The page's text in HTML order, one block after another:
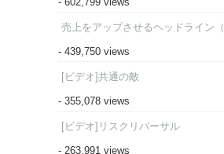
売上をアップさせるヘッドライン（
- 439,750 views
[ビデオ]共通の敵
- 355,078 views
[ビデオ]リスクリバーサル
- 263,991 views